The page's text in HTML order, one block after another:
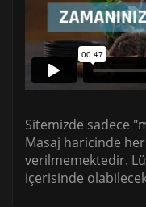
Sitemizde sadece
Masaj haricinde
verilmemektedir.
içerisinde